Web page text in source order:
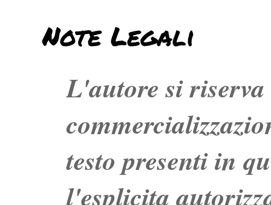
Note Legali
L'autore si
testo presenti in
l'esplicita